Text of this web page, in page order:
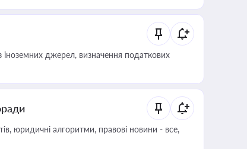
іноземних джерел, визначення податкових
юридичні алгоритми, правові новини - все,